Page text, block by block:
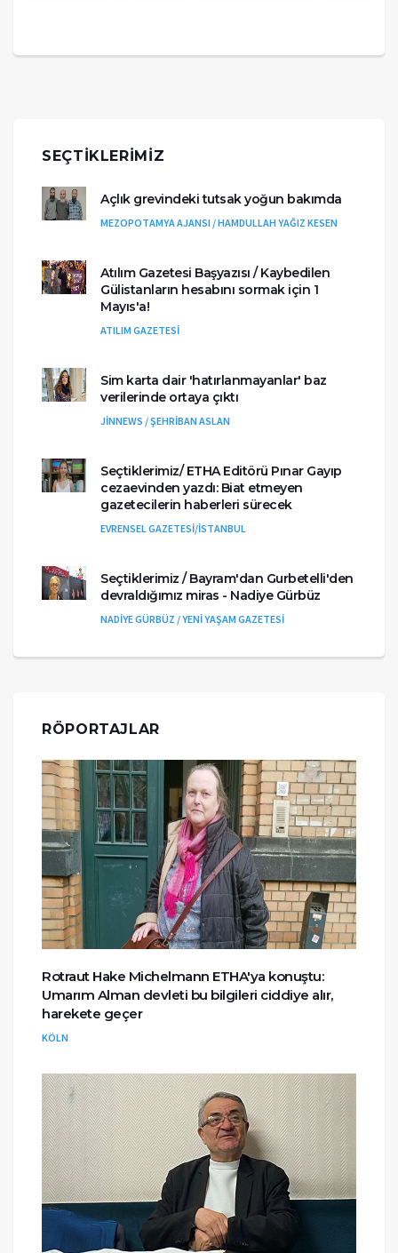
SEÇTIKLERIMIZ
Açlık grevindeki tutsak yoğun bakımda
MEZOPOTAMYA AJANSI / HAMDULLAH YAĞIZ KESEN
Atılım Gazetesi Başyazısı / Kaybedilen
Gülistanların hesabını sormak için 1
Mayıs'a!
ATILIM GAZETESİ
Sim karta dair 'hatırlanmayanlar' baz
verilerinde ortaya çıktı
JİNNEWS / ŞEHRİBAN ASLAN
Seçtiklerimiz/ ETHA Editörü Pınar Gayıp
cezaevinden yazdı: Biat etmeyen
gazetecilerin haberleri sürecek
EVRENSEL GAZETESİ/İSTANBUL
Seçtiklerimiz / Bayram'dan Gurbetelli'den
devraldığımız miras - Nadiye Gürbüz
NADİYE GÜRBÜZ / YENİ YAŞAM GAZETESİ
RÖPORTAJLAR
Rotraut Hake Michelmann ETHA'ya konuştu:
Umarım Alman devleti bu bilgileri ciddiye alır,
harekete geçer
KÖLN